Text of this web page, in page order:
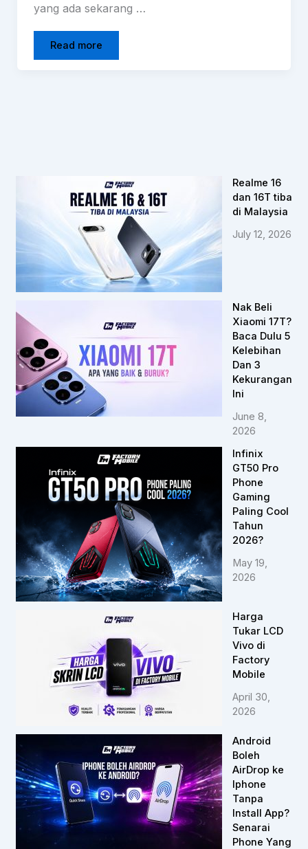
yang ada sekarang …
Read more
Realme 16
dan 16T tiba
di Malaysia
July 12, 2026
Nak Beli
Xiaomi 17T?
Baca Dulu 5
Kelebihan
Dan 3
Kekurangan
Ini
June 8,
2026
Infinix
GT50 Pro
Phone
Gaming
Paling Cool
Tahun
2026?
May 19,
2026
Harga
Tukar LCD
Vivo di
Factory
Mobile
April 30,
2026
Android
Boleh
AirDrop ke
Iphone
Tanpa
Install App?
Senarai
Phone Yang